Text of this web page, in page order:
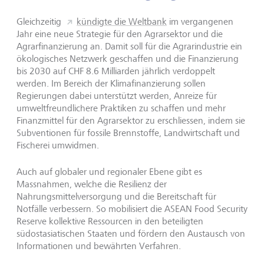
Gleichzeitig kündigte die Weltbank im vergangenen
Jahr eine neue Strategie für den Agrarsektor und die
Agrarfinanzierung an. Damit soll für die Agrarindustrie ein
ökologisches Netzwerk geschaffen und die Finanzierung
bis 2030 auf CHF 8.6 Milliarden jährlich verdoppelt
werden. Im Bereich der Klimafinanzierung sollen
Regierungen dabei unterstützt werden, Anreize für
umweltfreundlichere Praktiken zu schaffen und mehr
Finanzmittel für den Agrarsektor zu erschliessen, indem sie
Subventionen für fossile Brennstoffe, Landwirtschaft und
Fischerei umwidmen.
Auch auf globaler und regionaler Ebene gibt es
Massnahmen, welche die Resilienz der
Nahrungsmittelversorgung und die Bereitschaft für
Notfälle verbessern. So mobilisiert die ASEAN Food Security
Reserve kollektive Ressourcen in den beteiligten
südostasiatischen Staaten und fördern den Austausch von
Informationen und bewährten Verfahren.